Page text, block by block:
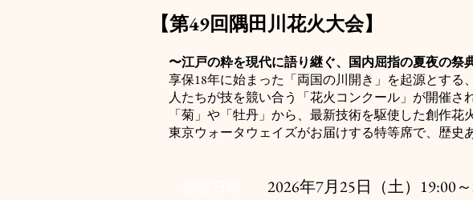
​【第49回隅田川花火大会】
〜江戸の粋を現代に語り継ぐ、国内屈指の夏夜の祭
享保18年に始まった「両国の川開き」を起源とす
人たちが技を競い合う「花火コンクール」が開催
「菊」や「牡丹」から、最新技術を駆使した創作
東京ウォータウェイズがお届けする特等席で、歴史
2026年7月25日（土） 19:00